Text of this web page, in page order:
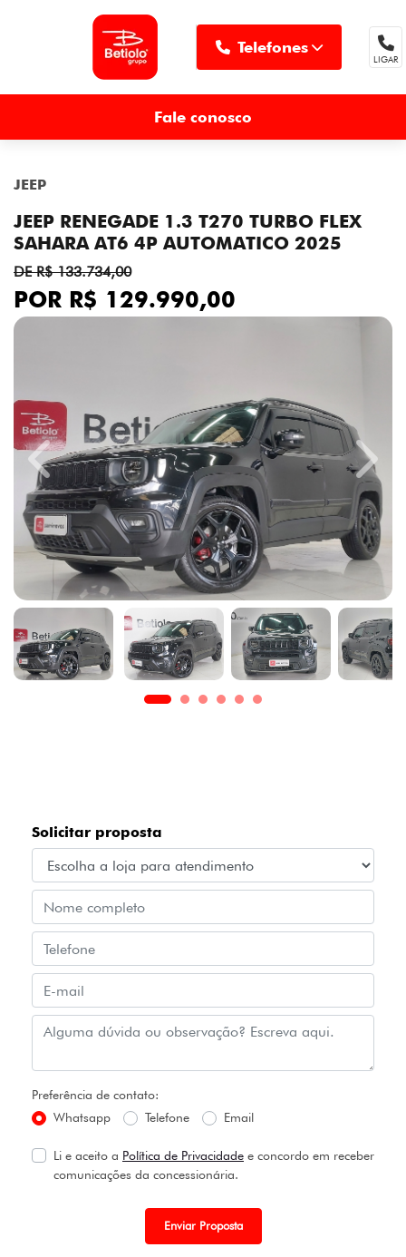
Telefones
LIGAR
Fale conosco
JEEP
JEEP RENEGADE 1.3 T270 TURBO FLEX
SAHARA AT6 4P AUTOMATICO 2025
DE R$ 133.734,00
POR R$ 129.990,00
Previous Next
Solicitar proposta
Preferência de contato:
Whatsapp
Telefone Email
Li e aceito a Política de Privacidade e concordo em receber
comunicações da concessionária.
Enviar Proposta